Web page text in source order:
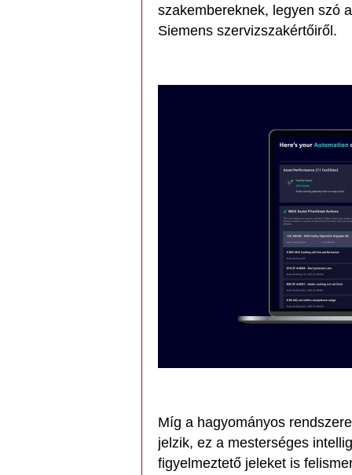
szakembereknek, legyen szó
Siemens szervizszakértőiről.
Míg a hagyományos
jelzik, ez a mesterséges
figyelmeztető jeleket is